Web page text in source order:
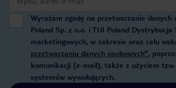
Wyrażam zgodę na przetwarzanie danych
Poland Sp. z o.o. i TUI Poland Dystrybucja
marketingowych, w zakresie oraz celu
przetwarzaniu danych osobowych”,
komunikacji (e-mail), także z użyciem
systemów wywołujących.